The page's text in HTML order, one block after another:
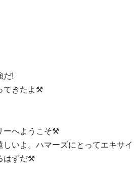
だ!
てきたよ⚒️
ーへようこそ⚒️
しいよ。ハマーズにとってエキサイ
はずだ⚒️